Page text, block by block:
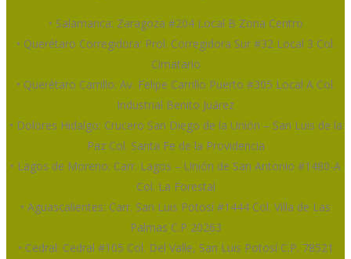
• Salamanca: Zaragoza #204 Local B Zona Centro
• Querétaro Corregidora: Prol. Corregidora Sur #32 Local 3 Col.
Cimatario
• Querétaro Carrillo: Av. Felipe Carrillo Puerto #305 Local A Col.
Industrial Benito Juárez
• Dolores Hidalgo: Crucero San Diego de la Unión – San Luis de la
Paz Col. Santa Fe de la Providencia
• Lagos de Moreno: Carr. Lagos – Unión de San Antonio #1480-A
Col. La Forestal
• Aguascalientes: Carr. San Luis Potosí #1444 Col. Villa de Las
Palmas C.P 20263
• Cedral: Cedral #105 Col. Del Valle, San Luis Potosí C.P. 78521